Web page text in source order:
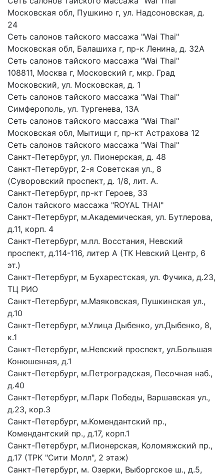
Московская обл, Пушкино г, ул. Надсоновская, д.
24
Сеть салонов тайского массажа "Wai Thai"
Московская обл, Балашиха г, пр-к Ленина, д. 32А
Сеть салонов тайского массажа "Wai Thai"
108811, Москва г, Московский г, мкр. Град
Московский, ул. Московская, д. 1
Сеть салонов тайского массажа "Wai Thai"
Симферополь, ул. Тургенева, 13А
Сеть салонов тайского массажа "Wai Thai"
Московская обл, Мытищи г, пр-кт Астрахова 12
Сеть салонов тайского массажа "Wai Thai"
Санкт-Петербург, ул. Пионерская, д. 48
Санкт-Петербург, 2-я Советская ул., 8
(Суворовский проспект, д. 1/8, лит. А.
Санкт-Петербург, пр-кт Героев, 33
Салон тайского массажа "ROYAL THAI"
Санкт-Петербург, м.Академическая, ул. Бутлерова,
д.11, корп. 4
Санкт-Петербург, м.пл. Восстания, Невский
проспект, д.114-116, литер А (ТК Невский Центр, 6
эт.)
Санкт-Петербург, м Бухарестская, ул. Фучика, д.23,
ТЦ РИО
Санкт-Петербург, м.Маяковская, Пушкинская ул.,
д.10
Санкт-Петербург, м.Улица Дыбенко, ул.Дыбенко, 8,
к.1
Санкт-Петербург, м.Невский проспект, ул.Большая
Конюшенная, д.1
Санкт-Петербург, м.Петроградская, Песочная наб.,
д.40
Санкт-Петербург, м.Парк Победы, Варшавская ул.,
д.23, кор.3
Санкт-Петербург, м.Комендантский пр.,
Комендантский пр., д.17, корп.1
Санкт-Петербург, м.Пионерская, Коломяжский пр.,
д.17 (ТРК "Сити Молл", 2 этаж)
Санкт-Петербург, м. Озерки, Выборгское ш., д.5,